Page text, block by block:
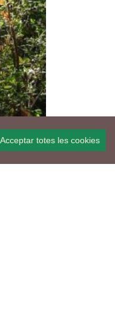
Acceptar totes les cookies